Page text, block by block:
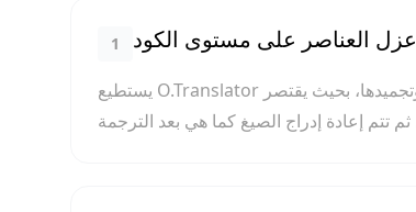
1 عزل العناصر على مستوى الكود
يستطيع O.Translator التعرف بذكاء على الصيغ البرمجية وأكواد الدوال ومراجع القيم داخل الخلايا وتجميدها، بحيث يقتصر